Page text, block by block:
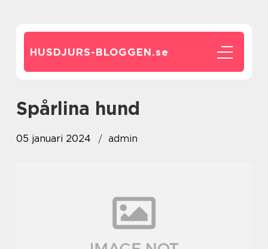
HUSDJURS-BLOGGEN.se
spårlina hund
05 januari 2024 admin